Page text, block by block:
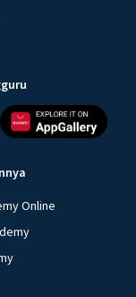
Online